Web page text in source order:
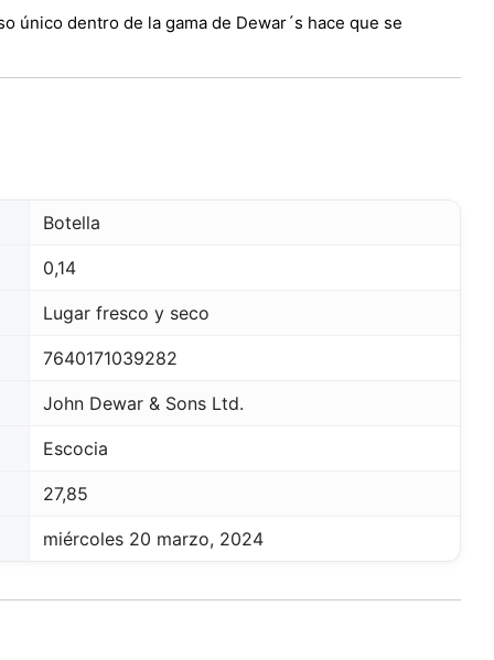
único dentro de la gama de Dewar´s hace que se
Botella
0,14
Lugar fresco y seco
7640171039282
John Dewar & Sons Ltd.
Escocia
27,85
miércoles 20 marzo, 2024